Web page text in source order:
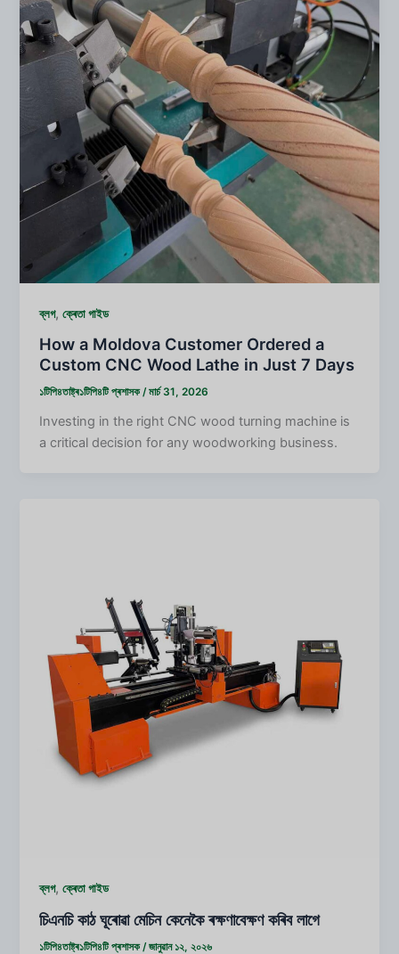
ব্লগ,ক্ৰেতা গাইড
How a Moldova Customer Ordered a
Custom CNC Wood Lathe in Just 7 Days
১টিপি৪তাষ্ট্ৰ১টিপি৪টি প্ৰশাসক/মাৰ্চ 31, 2026
Investing in the right CNC wood turning machine is
a critical decision for any woodworking business.
ব্লগ,ক্ৰেতা গাইড
চিএনচি কাঠ ঘূৰোৱা মেচিন কেনেকৈ ৰক্ষণাবেক্ষণ কৰিব লাগে
১টিপি৪তাষ্ট্ৰ১টিপি৪টি প্ৰশাসক /জানুৱান ১২, ২০২৬